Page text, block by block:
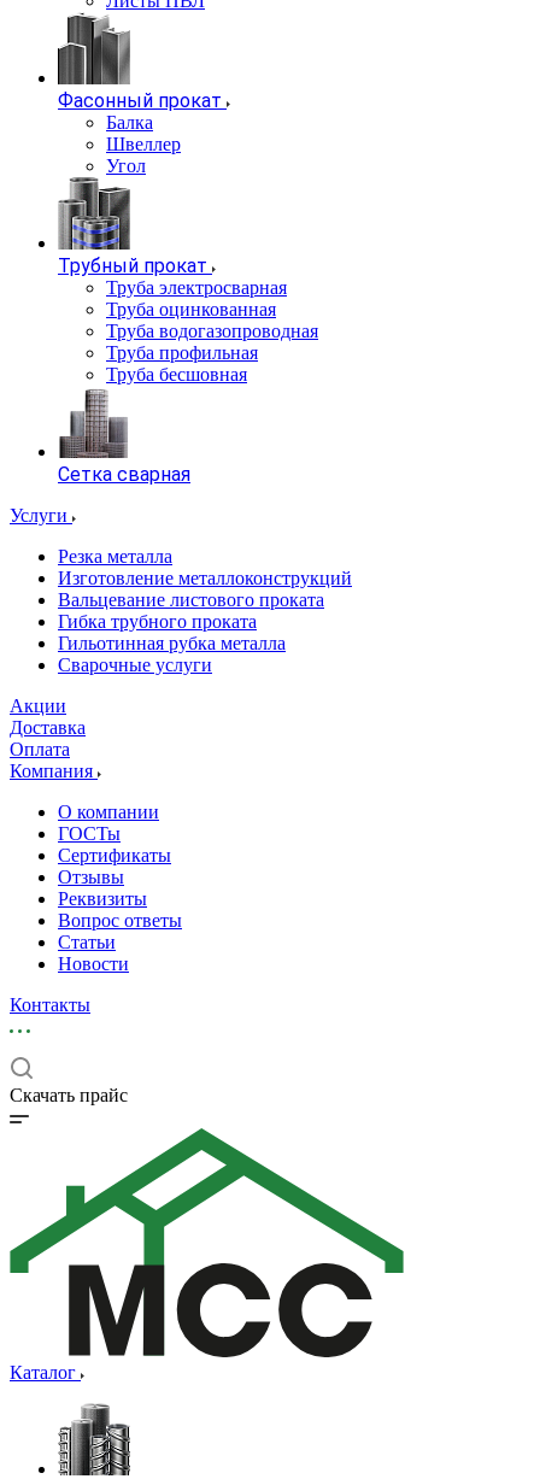
Фасонный прокат
Балка
Швеллер
Угол
Трубный прокат
Труба электросварная
Труба оцинкованная
Труба водогазопроводная
Труба профильная
Труба бесшовная
Сетка сварная
Услуги
Резка металла
Изготовление металлоконструкций
Вальцевание листового проката
Гибка трубного проката
Гильотинная рубка металла
Сварочные услуги
Акции
Доставка
Оплата
Компания
О компании
ГОСТы
Сертификаты
Отзывы
Реквизиты
Вопрос ответы
Статьи
Новости
Контакты
Скачать прайс
Каталог